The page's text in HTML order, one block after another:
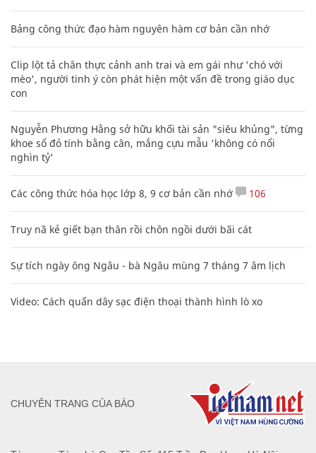
Bảng công thức đạo hàm nguyên hàm cơ bản cần nhớ
Clip lột tả chân thực cảnh anh trai và em gái như 'chó với
mèo', người tinh ý còn phát hiện một vấn đề trong giáo dục
con
Nguyễn Phương Hằng sở hữu khối tài sản "siêu khủng", từng
khoe sổ đỏ tính bằng cân, mắng cựu mẫu 'không có nổi
nghìn tỷ'
Các công thức hóa học lớp 8, 9 cơ bản cần nhớ 106
Truy nã kẻ giết bạn thân rồi chôn ngồi dưới bãi cát
Sự tích ngày ông Ngâu - bà Ngâu mùng 7 tháng 7 âm lịch
Video: Cách quấn dây sạc điện thoại thành hình lò xo
CHUYÊN TRANG CỦA BÁO